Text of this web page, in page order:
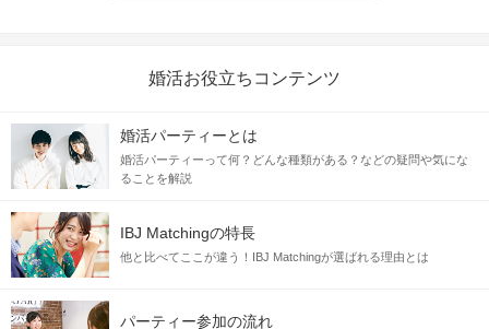
婚活お役立ちコンテンツ
婚活パーティーとは
婚活パーティーって何？どんな種類がある？などの疑問や気にな
ることを解説
IBJ Matchingの特長
他と比べてここが違う！IBJ Matchingが選ばれる理由とは
パーティー参加の流れ